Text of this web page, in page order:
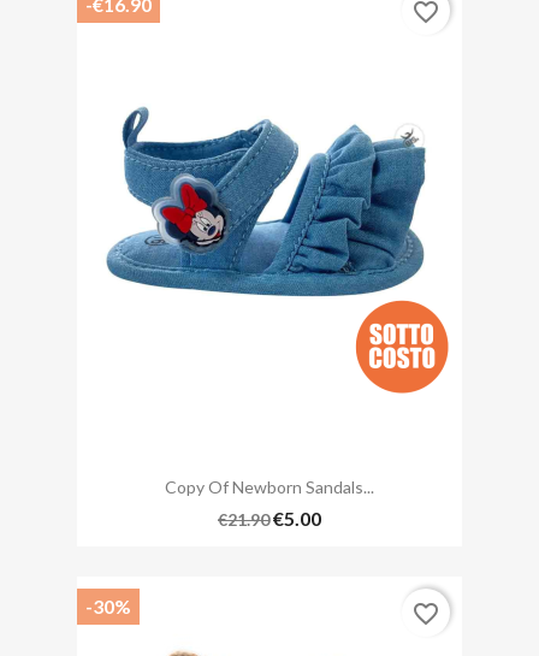
Copy Of Newborn Sandals...
€21.90€5.00
favorite_border
-30% favorite_border